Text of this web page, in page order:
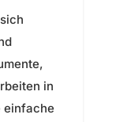
in
einfache